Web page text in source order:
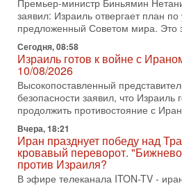
Премьер-министр Биньямин
заявил: Израиль отвергает план
предложенный Советом мира. Это
Сегодня, 08:58
Израиль готов к войне с
10/08/2026
Высокопоставленный
безопасности заявил, что Израиль
продолжить противостояние с
Вчера, 18:21
Иран празднует победу над
кровавый переворот.
против Израиля?
В эфире телеканала ITON-TV -